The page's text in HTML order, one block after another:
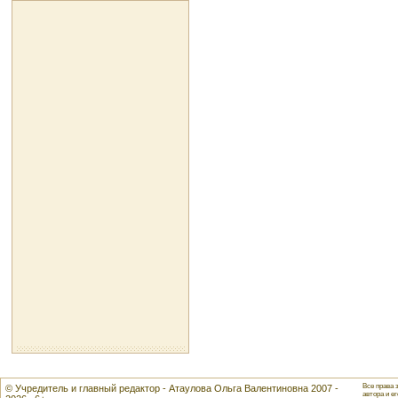
© Учредитель и главный редактор - Атаулова Ольга Валентиновна 2007 -
Все права
автора и